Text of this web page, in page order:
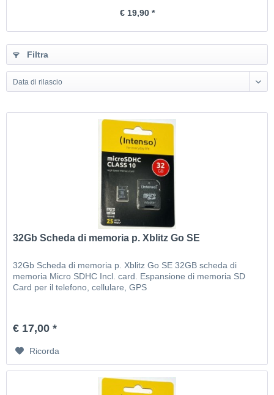
€ 19,90 *
Filtra
Data di rilascio
32Gb Scheda di memoria p. Xblitz Go SE
32Gb Scheda di memoria p. Xblitz Go SE 32GB scheda di
memoria Micro SDHC Incl. card. Espansione di memoria SD
Card per il telefono, cellulare, GPS
€ 17,00 *
Ricorda